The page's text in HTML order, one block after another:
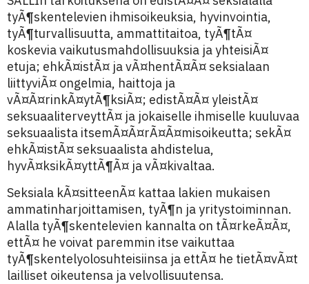
tyÃ¶skentelevien ihmisoikeuksia, hyvinvointia,
tyÃ¶turvallisuutta, ammattitaitoa, tyÃ¶tÃ¤
koskevia vaikutusmahdollisuuksia ja yhteisiÃ¤
etuja; ehkÃ¤istÃ¤ ja vÃ¤hentÃ¤Ã¤ seksialaan
liittyviÃ¤ ongelmia, haittoja ja
vÃ¤Ã¤rinkÃ¤ytÃ¶ksiÃ¤; edistÃ¤Ã¤ yleistÃ¤
seksuaaliterveyttÃ¤ ja jokaiselle ihmiselle kuuluvaa
seksuaalista itsemÃ¤Ã¤rÃ¤Ã¤misoikeutta; sekÃ¤
ehkÃ¤istÃ¤ seksuaalista ahdistelua,
hyvÃ¤ksikÃ¤yttÃ¶Ã¤ ja vÃ¤kivaltaa.
Seksiala kÃ¤sitteenÃ¤ kattaa lakien mukaisen
ammatinharjoittamisen, tyÃ¶n ja yritystoiminnan.
Alalla tyÃ¶skentelevien kannalta on tÃ¤rkeÃ¤Ã¤,
ettÃ¤ he voivat paremmin itse vaikuttaa
tyÃ¶skentelyolosuhteisiinsa ja ettÃ¤ he tietÃ¤vÃ¤t
lailliset oikeutensa ja velvollisuutensa.